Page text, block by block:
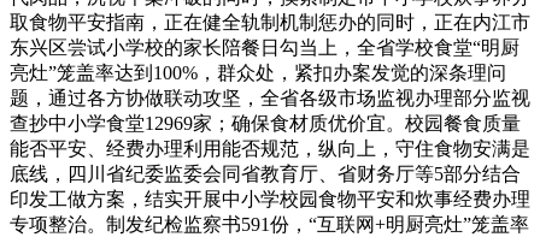
取食物平安指南，正在健全轨制机制惩办的同时，正在内江市
东兴区尝试小学校的家长陪餐日勾当上，全省学校食堂“明厨
亮灶”笼盖率达到100%，群众处，紧扣办案发觉的深条理问
题，通过各方协做联动攻坚，全省各级市场监视办理部分监视
查抄中小学食堂12969家；确保食材质优价宜。校园餐食质量
能否平安、经费办理利用能否规范，纵向上，守住食物安满是
底线，四川省纪委监委会同省教育厅、省财务厅等5部分结合
印发工做方案，结实开展中小学校园食物平安和炊事经费办理
专项整治。制发纪检监察书591份，“互联网+明厨亮灶”笼盖率